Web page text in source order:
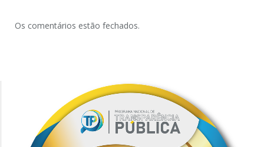
Os comentários estão fechados.